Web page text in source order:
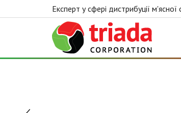
Експерт у сфері дистрибуції